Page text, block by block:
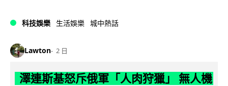
科技娛樂 生活娛樂 城中熱話
Lawton 2 日
澤連斯基怒斥俄軍「人肉狩獵」 無人機